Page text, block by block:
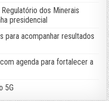
dos Minerais
presidencial
para acompanhar resultados
agenda para fortalecer a
5G